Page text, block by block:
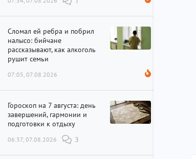
Сломал ей ребра и побрил
налысо: бийчане
рассказывают, как алкоголь
рушит семьи
07:05, 07.08.2026
Гороскоп на 7 августа: день
завершений, гармонии и
подготовки к отдыху
06:37, 07.08.2026 3